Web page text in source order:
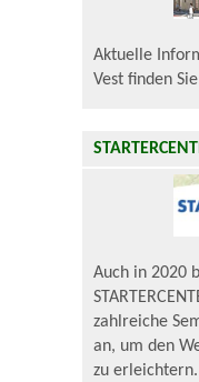
Aktuelle
Vest finden Sie
Auch in 2020
zahlreiche
an, um den
zu erleichtern.